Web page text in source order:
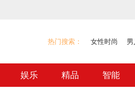
热门搜索： 女性时尚
娱乐 精品 智能